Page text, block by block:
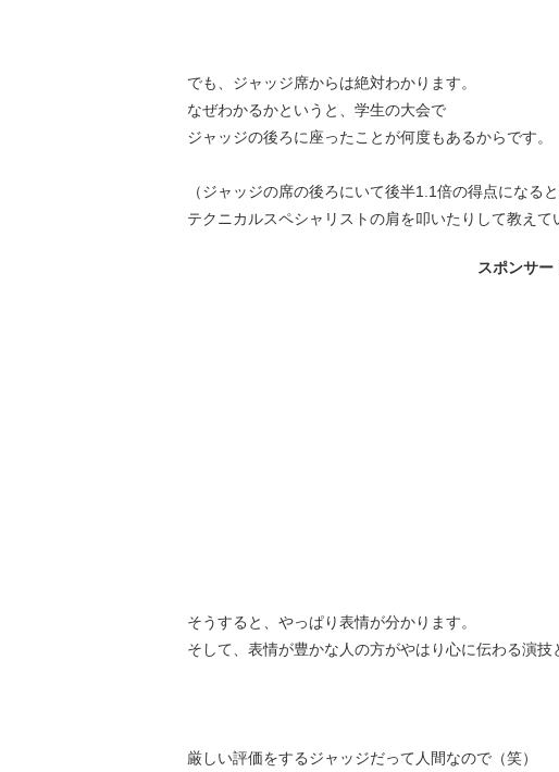
でも、ジャッジ席からは絶対わかります。
なぜわかるかというと、学生の大会で
ジャッジの後ろに座ったことが何度もあるからです。
（ジャッジの席の後ろにいて後半1.1倍の得点になる
テクニカルスペシャリストの肩を叩いたりして教えて
スポンサー
そうすると、やっぱり表情が分かります。
そして、表情が豊かな人の方がやはり心に伝わる演技
厳しい評価をするジャッジだって人間なので（笑）